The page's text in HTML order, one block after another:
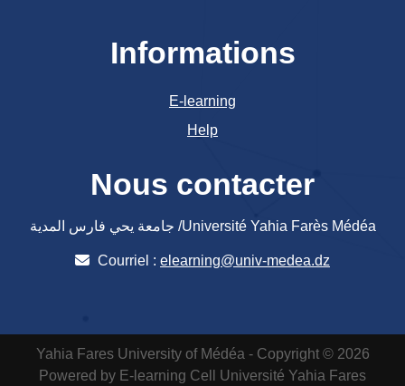
Informations
E-learning
Help
Nous contacter
جامعة يحي فارس المدية /Université Yahia Farès Médéa
Courriel : elearning@univ-medea.dz
Yahia Fares University of Médéa - Copyright © 2026
Powered by E-learning Cell
Université Yahia Fares